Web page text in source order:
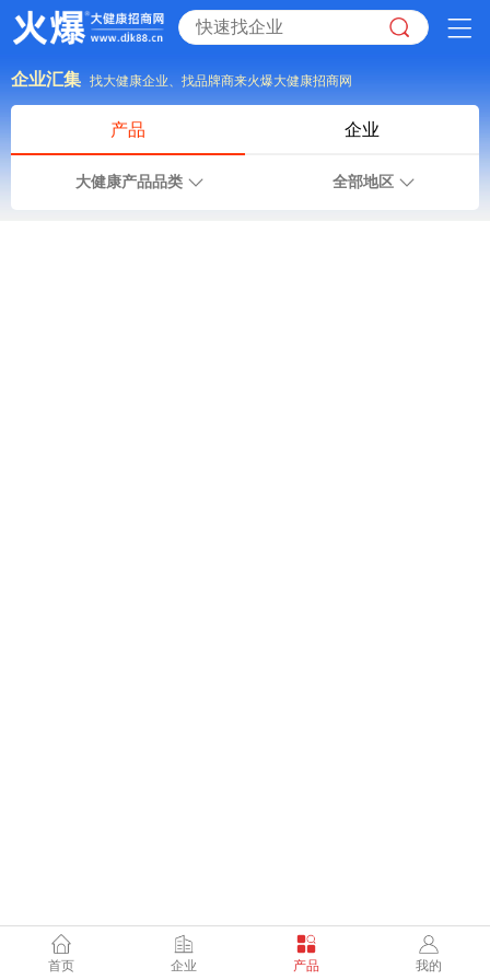
企业汇集 找大健康企业、找品牌商来火爆大健康招商网
产品 企业
大健康产品品类 全部地区
首页 企业 产品 我的